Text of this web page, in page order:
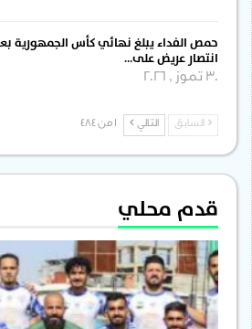
حمص الفداء يبلغ نهائي كأس الجمهورية بعد
انتصار عريض على…
30 تموز , 2026
السابق التالي
قدم محلي